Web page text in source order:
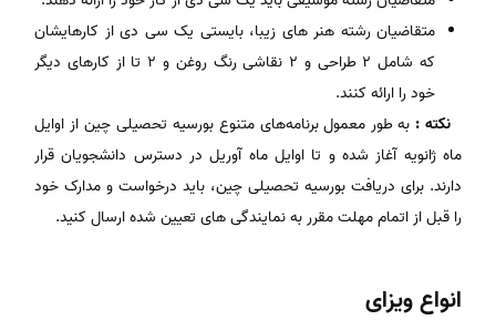
متقاضیان رشته هنر های زیبا، بایستی یک سی دی از کارهایشان
که شامل 2 طراحی و 2 نقاشی رنگ روغن و ۲ تا از کارهای دیگر
خود را ارائه کنند.
نکته : به طور معمول برنامه‌های متنوع بورسیه تحصیلی چین از اوایل
ماه ژانویه آغاز شده و تا اوایل ماه آوریل در دسترس دانشجویان قرار
دارند. برای دریافت بورسیه تحصیلی چین، باید درخواست و مدارک خود
را قبل از اتمام مهلت مقرر به نمایندگی های تعیین شده ارسال کنید.
انواع ویزای